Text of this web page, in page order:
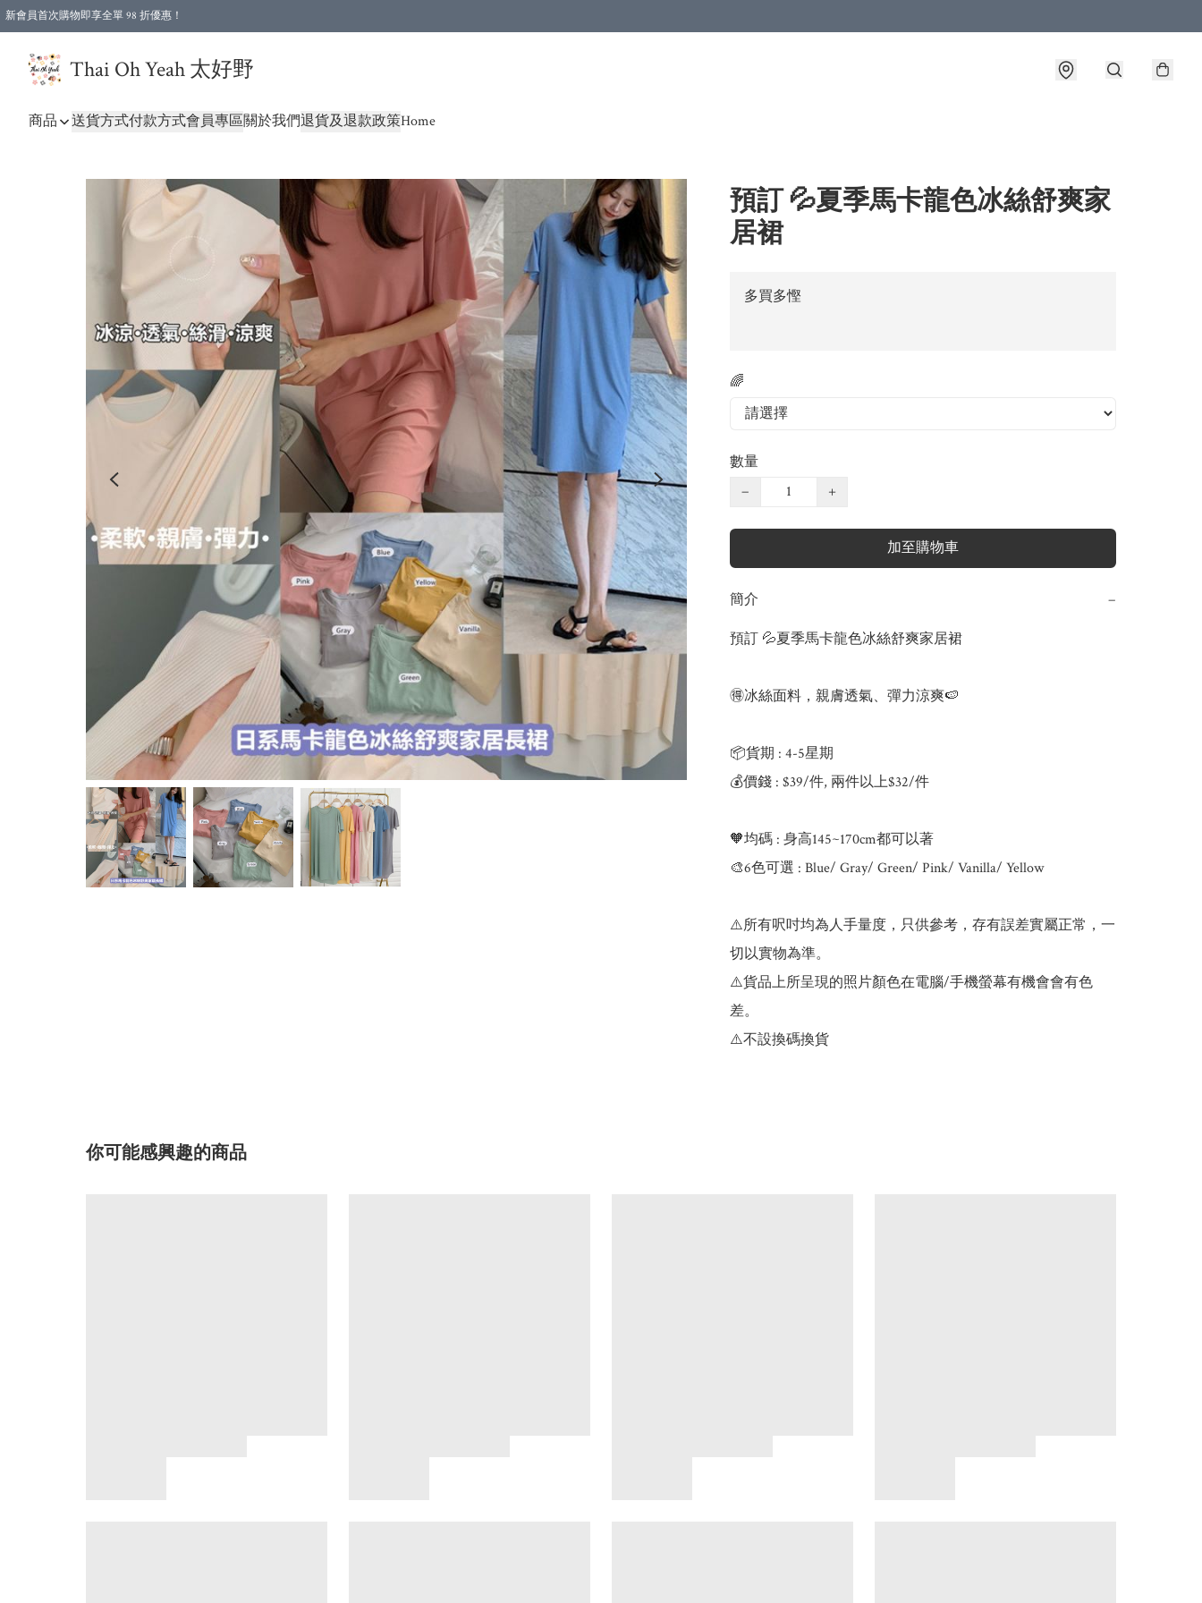
新會員首次購物即享全單 98 折優惠！
Thai Oh Yeah 太好野
商品 送貨方式付款方式會員專區關於我們退貨及退款政策Home
預訂 💦夏季馬卡龍色冰絲舒爽家
居裙
多買多慳
🌈
數量
−
+
加至購物車
簡介 −
預訂 💦夏季馬卡龍色冰絲舒爽家居裙
🉐冰絲面料，親膚透氣、彈力涼爽🍉
📦貨期 : 4-5星期
💰價錢 : $39/件, 兩件以上$32/件
🧡均碼 : 身高145~170cm都可以著
🎨6色可選 : Blue/ Gray/ Green/ Pink/ Vanilla/ Yellow
⚠️所有呎吋均為人手量度，只供參考，存有誤差實屬正常，一
切以實物為準。
⚠️貨品上所呈現的照片顏色在電腦/手機螢幕有機會會有色
差。
⚠️不設換碼換貨
你可能感興趣的商品